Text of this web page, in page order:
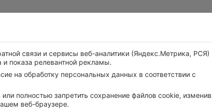
связи и сервисы веб-аналитики (Яндекс.Метрика, РСЯ)
и показа релевантной рекламы.
на обработку персональных данных в соответствии с
полностью запретить сохранение файлов cookie, изменив
веб-браузере.